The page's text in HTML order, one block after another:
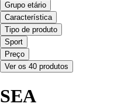
Grupo etário
Característica
Tipo de produto
Sport
Preço
Ver os 40 produtos
SEA